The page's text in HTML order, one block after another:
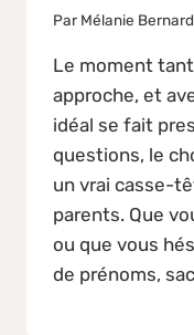
Par Mélanie Bernard
Le moment
approche, et
idéal se fait
questions, le
un vrai casse-
parents. Que
ou que vous
de prénoms,